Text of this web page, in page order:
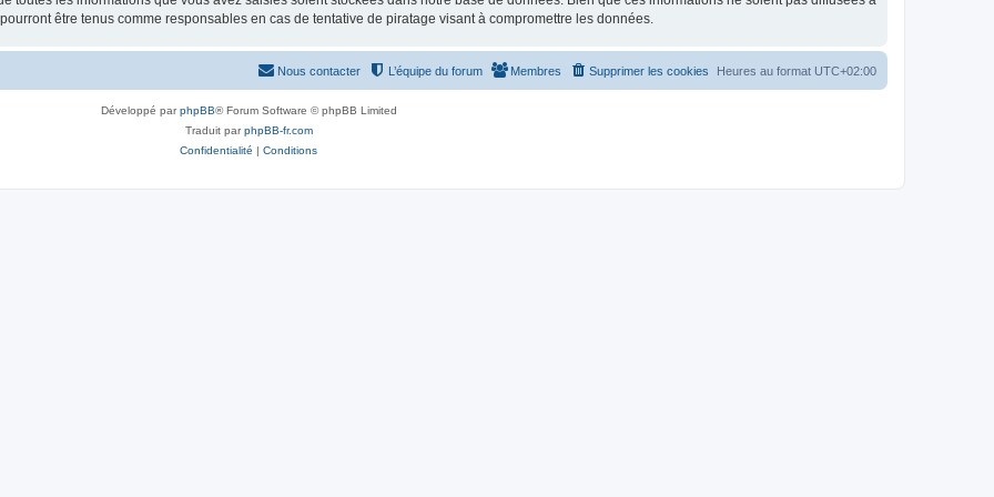
être tenus comme responsables en cas de tentative de piratage visant à compromettre les données.
Heures au format UTC+02:00
Supprimer les cookies
Membres
L’équipe du forum
Nous contacter
Développé parphpBB® Forum Software © phpBB Limited
Traduit parphpBB-fr.com
Confidentialité | Conditions